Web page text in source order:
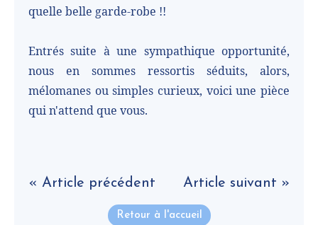
quelle belle garde-robe !!
Entrés suite à une sympathique opportunité,
nous en sommes ressortis séduits, alors,
mélomanes ou simples curieux, voici une pièce
qui n'attend que vous.
« Article précédent Article suivant »
Retour à l'accueil